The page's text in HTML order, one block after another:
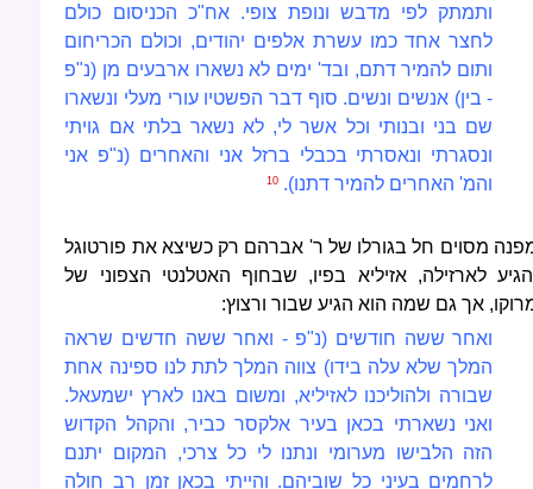
ותמתק לפי מדבש ונופת צופי. אח"כ הכניסום כולם
לחצר אחד כמו עשרת אלפים יהודים, וכולם הכריחום
ותום להמיר דתם, ובד' ימים לא נשארו ארבעים מן (נ"פ
- בין) אנשים ונשים. סוף דבר הפשטיו עורי מעלי ונשארו
שם בני ובנותי וכל אשר לי, לא נשאר בלתי אם גויתי
ונסגרתי ונאסרתי בכבלי ברזל אני והאחרים (נ"פ אני
והמ' האחרים להמיר דתנו). 10
מסוים חל בגורלו של ר' אברהם רק כשיצא את פורטוגל
לארזילה, אזיליא בפיו, שבחוף האטלנטי הצפוני של
אך גם שמה הוא הגיע שבור ורצוץ:
ואחר ששה חודשים (נ"פ - ואחר ששה חדשים שראה
המלך שלא עלה בידו) צווה המלך לתת לנו ספינה אחת
שבורה ולהוליכנו לאזיליא, ומשום באנו לארץ ישמעאל.
ואני נשארתי בכאן בעיר אלקסר כביר, והקהל הקדוש
הזה הלבישו מערומי ונתנו לי כל צרכי, המקום יתנם
לרחמים בעיני כל שוביהם. והייתי בכאן זמן רב חולה